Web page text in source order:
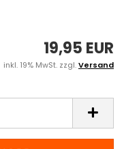
19,95 EUR
inkl. 19% MwSt. zzgl.Versand